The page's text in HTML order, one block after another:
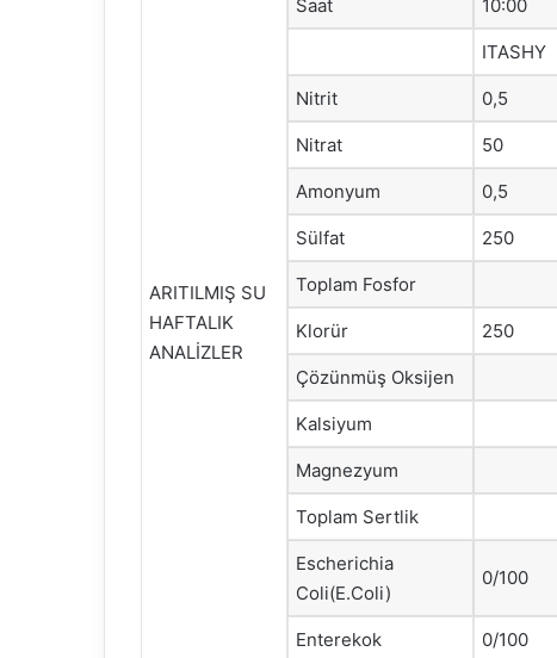
ARITILMIŞ SU
HAFTALIK
ANALİZLER
Saat 10:00
ITASHY
Nitrit 0,5
Nitrat 50
Amonyum 0,5
Sülfat 250
Toplam Fosfor
Klorür 250
Çözünmüş Oksijen
Kalsiyum
Magnezyum
Toplam Sertlik
Escherichia
Coli(E.Coli)
0/100
Enterekok 0/100